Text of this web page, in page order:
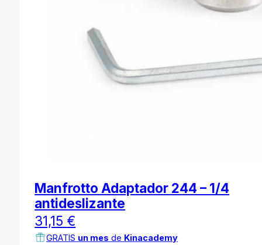
Manfrotto Adaptador 244 – 1/4
antideslizante
31,15 €
GRATIS un mes de Kinacademy